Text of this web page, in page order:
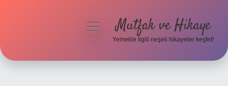
menüyüMutfak ve Hikaye
Yemekle ilgili neşeli hikayeler keşfet!